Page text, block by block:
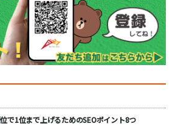
で1位まで上げるためのSEOポイント8つ